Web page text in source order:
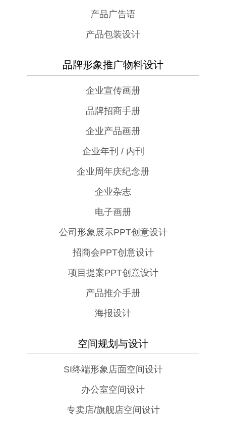
产品广告语
产品包装设计
品牌形象推广物料设计
企业宣传画册
品牌招商手册
企业产品画册
企业年刊 / 内刊
企业周年庆纪念册
企业杂志
电子画册
公司形象展示PPT创意设计
招商会PPT创意设计
项目提案PPT创意设计
产品推介手册
海报设计
空间规划与设计
SI终端形象店面空间设计
办公室空间设计
专卖店/旗舰店空间设计